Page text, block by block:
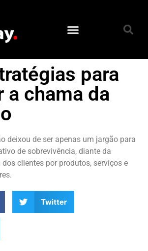
para
a chama da
deixou de ser apenas um jargão para
de sobrevivência, diante da
clientes por produtos, serviços e
Twitter